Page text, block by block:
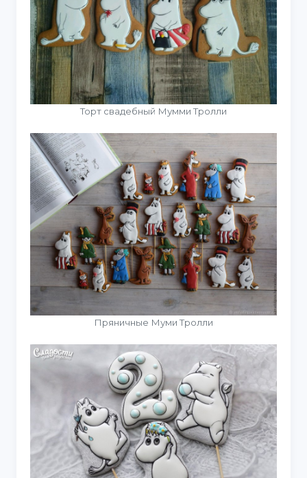
Торт свадебный Мумми Тролли
Пряничные Муми Тролли